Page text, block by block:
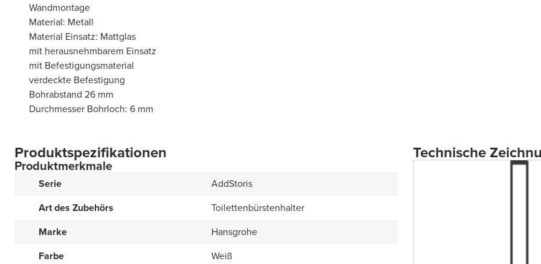
Wandmontage
Material: Metall
Material Einsatz: Mattglas
mit herausnehmbarem Einsatz
mit Befestigungsmaterial
verdeckte Befestigung
Bohrabstand 26 mm
Durchmesser Bohrloch: 6 mm
Produktspezifikationen
Produktmerkmale
Serie
AddStoris
Art des Zubehörs
Toilettenbürstenhalter
Marke
Hansgrohe
Farbe
Weiß
Technische